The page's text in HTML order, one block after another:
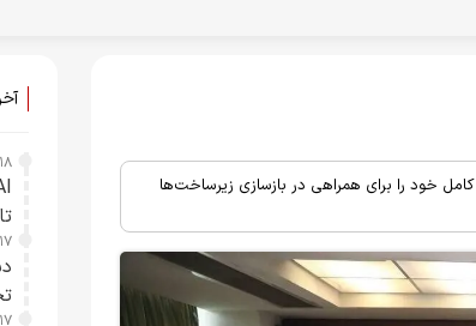
خود را برای همراهی در بازسازی زیرساخت‌ها
۱۸ مرداد ۱۴۰۵ / ۱۰:۴۲
۱۷ مرداد ۱۴۰۵ / ۱۹:۰۵
۱۷ مرداد ۱۴۰۵ / ۱۸:۱۱